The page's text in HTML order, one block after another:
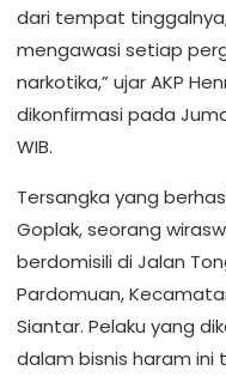
dari tempat
mengawasi setiap
narkotika,” ujar AKP
dikonfirmasi pada
WIB.
Tersangka yang
Goplak, seorang
berdomisili di Jalan
Pardomuan,
Siantar. Pelaku yang
dalam bisnis haram ini